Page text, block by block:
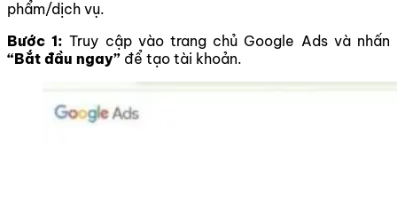
phẩm/dịch vụ.
Bước 1: Truy cập vào trang chủ Google Ads và nhấn
“Bắt đầu ngay” để tạo tài khoản.